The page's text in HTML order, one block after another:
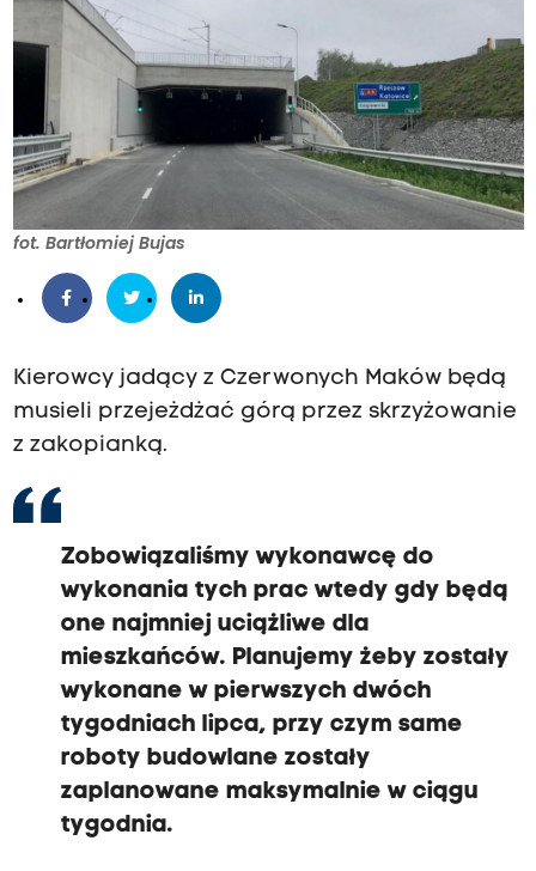
fot. Bartłomiej Bujas
Kierowcy jadący z Czerwonych Maków będą
musieli przejeżdżać górą przez skrzyżowanie
z zakopianką.
Zobowiązaliśmy wykonawcę do
wykonania tych prac wtedy gdy będą
one najmniej uciążliwe dla
mieszkańców. Planujemy żeby zostały
wykonane w pierwszych dwóch
tygodniach lipca, przy czym same
roboty budowlane zostały
zaplanowane maksymalnie w ciągu
tygodnia.